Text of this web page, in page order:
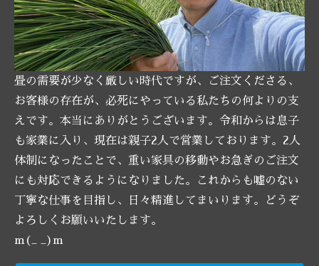
畳の需要が少なく厳しい時代ですが、ご注文くださる、
お客様の存在が、必死にやっている私たちの何よりの支
えです。本当にありがとうございます。令和からは息子
も家業に入り、現在は親子2人で営業しております。2人
体制になったことで、重い家具の移動やお急ぎのご注文
にも対応できるようになりました。これからも嘘のない
丁寧な仕事を目指し、日々精進してまいります。どうぞ
よろしくお願いいたします。
m(_ _)m